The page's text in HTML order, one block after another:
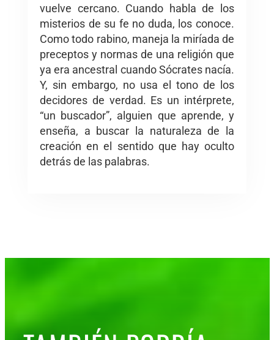
vuelve cercano. Cuando habla de los
misterios de su fe no duda, los conoce.
Como todo rabino, maneja la miríada de
preceptos y normas de una religión que
ya era ancestral cuando Sócrates nacía.
Y, sin embargo, no usa el tono de los
decidores de verdad. Es un intérprete,
“un buscador”, alguien que aprende, y
enseña, a buscar la naturaleza de la
creación en el sentido que hay oculto
detrás de las palabras.